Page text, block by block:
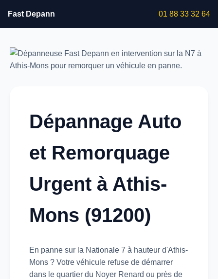
Fast Depann 01 88 33 32 64
Dépannage Auto
et Remorquage
Urgent à Athis-
Mons (91200)
En panne sur la Nationale 7 à hauteur d'Athis-
Mons ? Votre véhicule refuse de démarrer
dans le quartier du Noyer Renard ou près de